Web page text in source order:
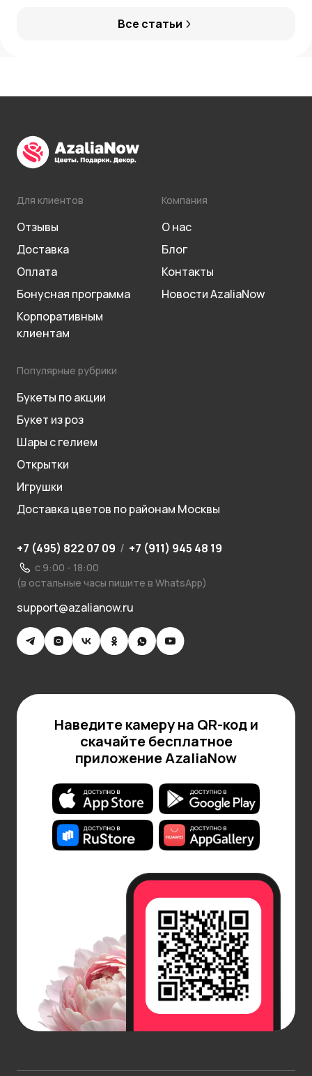
Все статьи
Для клиентов
Отзывы
Доставка
Оплата
Бонусная программа
Корпоративным
клиентам
Компания
О нас
Блог
Контакты
Новости AzaliaNow
Популярные рубрики
Букеты по акции
Букет из роз
Шары с гелием
Открытки
Игрушки
Доставка цветов по районам Москвы
+7 (495) 822 07 09 / +7 (911) 945 48 19
с 9:00 - 18:00
(в остальные часы пишите в WhatsApp)
support@azalianow.ru
Наведите камеру на QR-код и
скачайте бесплатное
приложение AzaliaNow